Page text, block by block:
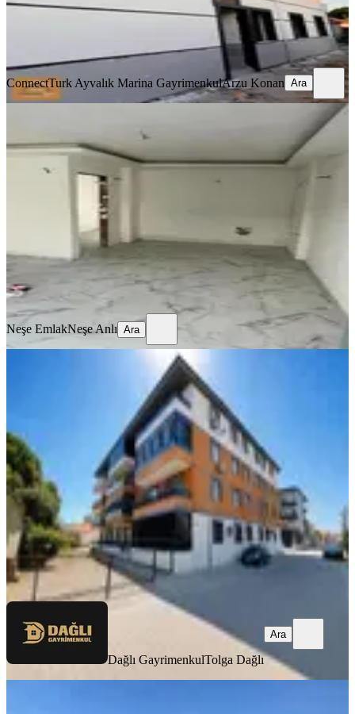
ConnectTurk Ayvalık Marina GayrimenkulArzu Konan
ConnectTurk Ayvalık Marina GayrimenkulArzu Konan Ara
Neşe Emlak Tan Altınova Da Satılık
Daire
Ayvalık, Altınova Mahallesi
1+1
3.500.000 ₺
Neşe Emlak Neşe Anlı
Ara
Neşe EmlakNeşe Anlı Ara
Dağlı !gayrimenkul'den 3+1 Ara-
Kat Çift'banyo Cadde'üzeri !
Ayvalık, Altınova Mahallesi
3+1· 140 m²·2. Kat ·06.08.2026
5.200.000 ₺
Dağlı GayrimenkulTolga Dağlı
Ara
Dağlı GayrimenkulTolga Dağlı
Ara